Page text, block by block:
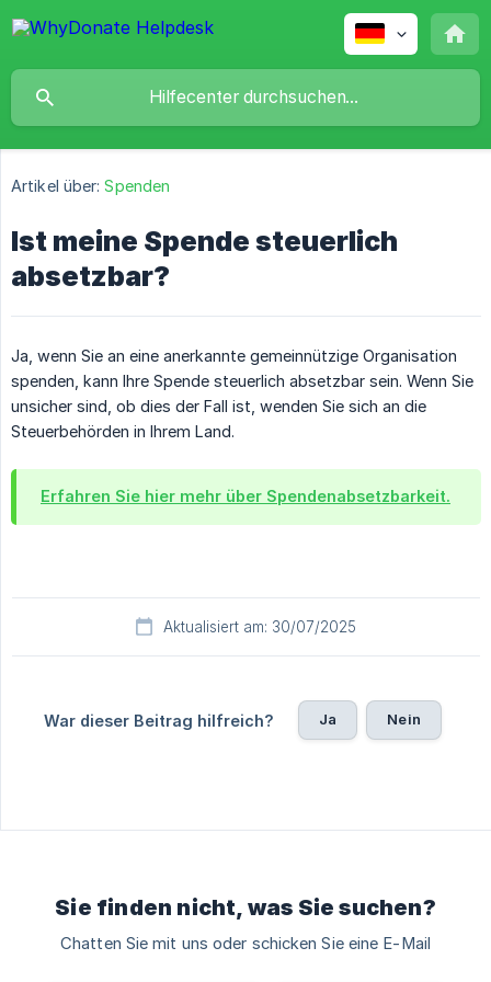
Artikel über: Spenden
Ist meine Spende steuerlich
absetzbar?
Ja, wenn Sie an eine anerkannte gemeinnützige Organisation
spenden, kann Ihre Spende steuerlich absetzbar sein. Wenn Sie
unsicher sind, ob dies der Fall ist, wenden Sie sich an die
Steuerbehörden in Ihrem Land.
Erfahren Sie hier mehr über Spendenabsetzbarkeit.
Aktualisiert am: 30/07/2025
War dieser Beitrag hilfreich? Ja Nein
Sie finden nicht, was Sie suchen?
Chatten Sie mit uns oder schicken Sie eine E-Mail